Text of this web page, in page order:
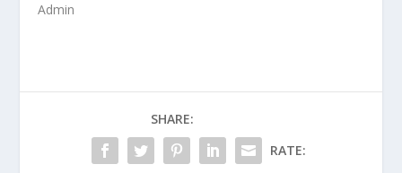
Admin
SHARE:
RATE: